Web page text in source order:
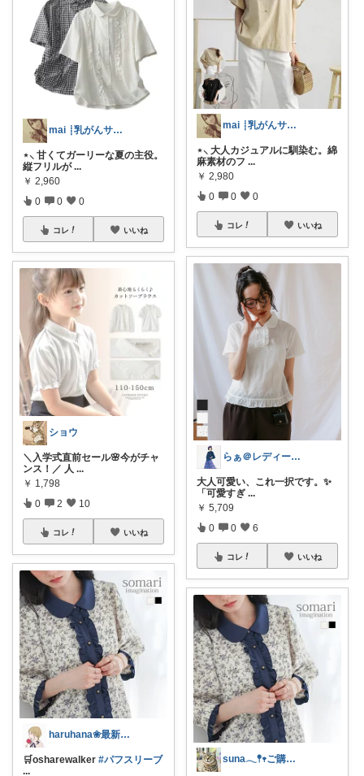
mai ┊乳がんサバイバー × 癒し
⋆⸜ 甘くてガーリーな夏の主役。
縦フリルが ...
￥ 2,960
0 0 0
コレ いいね
ショウ
＼入学式直前セール🌸今がチャ
ンス！／ 人 ...
￥ 1,798
0 2 10
コレ いいね
haruhana❀最新ファッション更新中
🛒osharewalker #パフスリーブ
...
mai ┊乳がんサバイバー × 癒し
⋆⸜ 大人カジュアルに馴染む。綿
麻素材のフ ...
￥ 2,980
0 0 0
コレ いいね
らぁ＠レディースファッション
大人可愛い、これ一択です。✨
「可愛すぎ ...
￥ 5,709
0 0 6
コレ いいね
suna𓂃𖤥𖥧ご購入感謝´`*